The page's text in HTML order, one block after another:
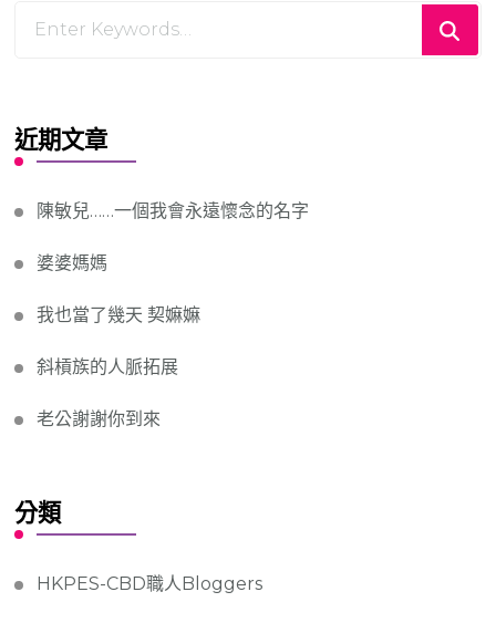
近期文章
陳敏兒……一個我會永遠懷念的名字
婆婆媽媽
我也當了幾天 契嫲嫲
斜槓族的人脈拓展
老公謝謝你到來
分類
HKPES-CBD職人Bloggers